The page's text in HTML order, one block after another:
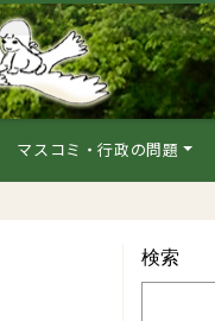
マスコミ・行政の問題
検索